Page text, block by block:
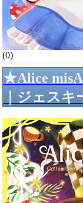
(0)
★Alice
｜ジェスキ